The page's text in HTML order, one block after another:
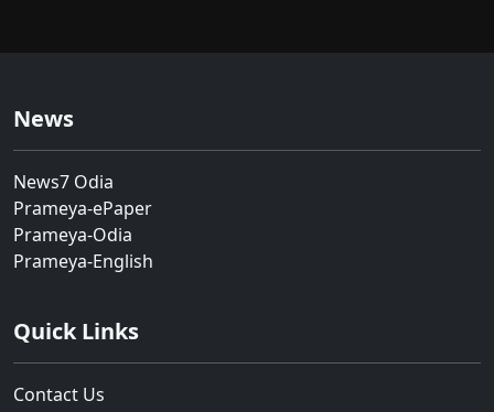
News
News7 Odia
Prameya-ePaper
Prameya-Odia
Prameya-English
Quick Links
Contact Us